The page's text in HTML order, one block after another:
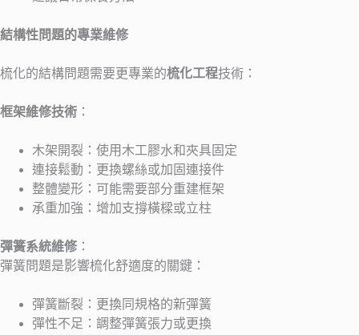
結構性問題的專業維修
梳化的結構問題需要更專業的梳化工程技術：
框架維修技術 ：
木架開裂：使用木工膠水和夾具固定
連接鬆動：更換螺絲或加固連接件
整體變形：可能需要部分重建框架
承重加強：增加支撐橫樑或立柱
彈簧系統維修：
彈簧問題是影響梳化舒適度的關鍵：
彈簧斷裂：更換同規格的新彈簧
彈性不足：調整彈簧張力或更換